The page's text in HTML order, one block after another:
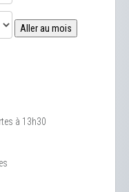
Aller au mois
à 13h30